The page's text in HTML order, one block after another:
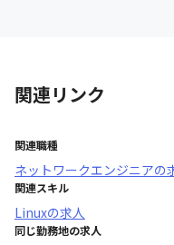
関連リンク
関連職種
ネットワークエンジニアの
関連スキル
Linuxの求人
同じ勤務地の求人